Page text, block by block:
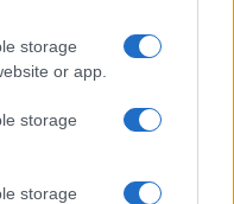
storage
or app.
storage
storage